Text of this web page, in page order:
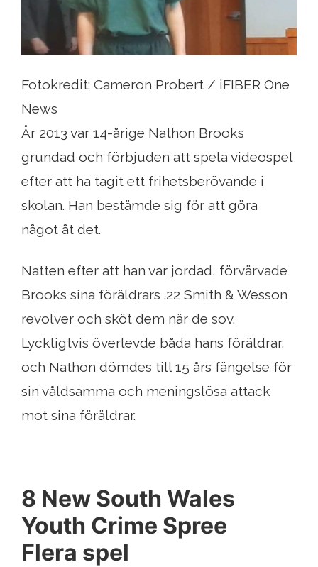
Fotokredit: Cameron Probert / iFIBER One
News
År 2013 var 14-årige Nathon Brooks
grundad och förbjuden att spela videospel
efter att ha tagit ett frihetsberövande i
skolan. Han bestämde sig för att göra
något åt ​​det.
Natten efter att han var jordad, förvärvade
Brooks sina föräldrars .22 Smith & Wesson
revolver och sköt dem när de sov.
Lyckligtvis överlevde båda hans föräldrar,
och Nathon dömdes till 15 års fängelse för
sin våldsamma och meningslösa attack
mot sina föräldrar.
8 New South Wales
Youth Crime Spree
Flera spel